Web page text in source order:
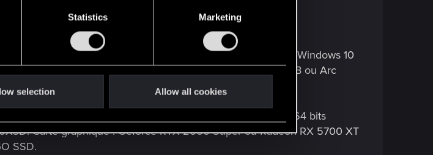
Statistics Marketing
selection Allow all cookies
: 1080p. FPS attendu : 30. SYSTÈME D'EXPLOITATION : Windows 10
graphique : Geforce GTX 1060 6GB ou Radeon RX 580 8GB ou Arc
: 1080p. FPS attendu : 60. Système d'exploitation 64 bits
Carte graphique : Geforce RTX 2060 Super ou Radeon RX 5700 XT
SSD.